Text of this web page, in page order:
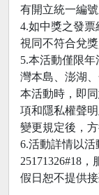
有開立統一編號
4.如中獎之發票
視同不符合兌獎
5.本活動僅限
灣本島、澎湖
本活動時，即
項和隱私權聲
變更規定後，方
6.活動詳情以
25171326#18
假日恕不提供接